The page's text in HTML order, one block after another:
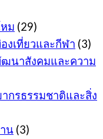
ม (29)
งเที่ยวและกีฬา (3)
ฒนาสังคมและความ
กรธรรมชาติและสิ่ง
น (3)